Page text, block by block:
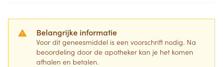
Belangrijke informatie
Voor dit geneesmiddel is een voorschrift nodig. Na
beoordeling door de apotheker kan je het komen
afhalen en betalen.